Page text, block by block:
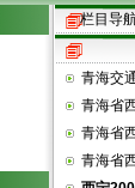
栏目导
青海交
青海省
青海省
青海省